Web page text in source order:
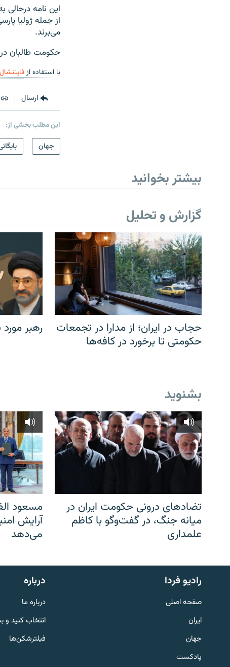
English
به ما بپیوندید
این نامه
از جمله ژولیا
می‌برند.
حکومت طالبان در
با استفاده از
ارسال
این مطلب بخشی از:
جهان
بیشتر بخوانید
گزارش و تحلیل
حجاب در ایران؛ از مدارا در تجمعات
حکومتی تا برخورد در کافه‌ها
رهبر
بشنوید
تضادهای درونی حکومت ایران در
میانه جنگ، در گفت‌‌وگو با کاظم
علمداری
مسعود
آرایش
می‌دهد
رادیو فردا
صفحه اصلی
ایران
جهان
پادکست
درباره
درباره ما
انتخاب کنید و
فیلترشکن‌ها